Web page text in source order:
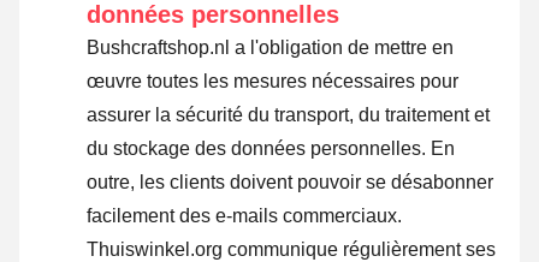
données personnelles
Bushcraftshop.nl a l'obligation de mettre en
œuvre toutes les mesures nécessaires pour
assurer la sécurité du transport, du traitement et
du stockage des données personnelles. En
outre, les clients doivent pouvoir se désabonner
facilement des e-mails commerciaux.
Thuiswinkel.org communique régulièrement ses